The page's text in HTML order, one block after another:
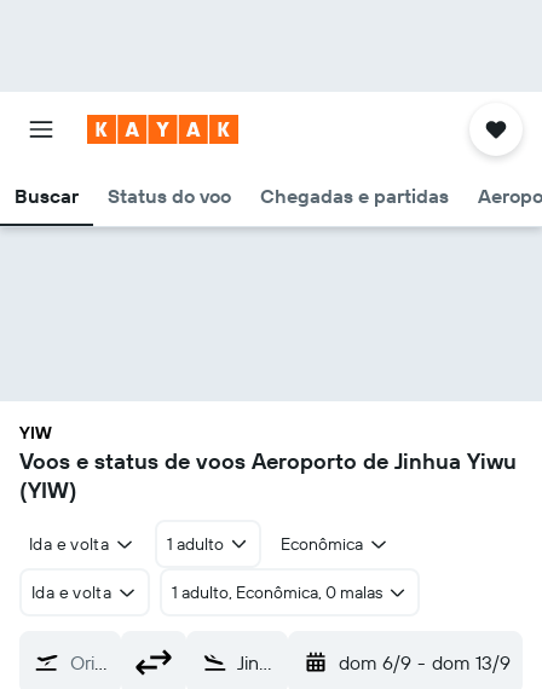
Buscar Status do voo Chegadas e partidas
YIW
Voos e status de voos Aeroporto de Jinhua Yiwu
(YIW)
Ida e volta 1 adulto Econômica
Ida e volta 1 adulto, Econômica, 0 malas
Origem Jinhua Yiwu (YIW) dom 6/9 - dom 13/9